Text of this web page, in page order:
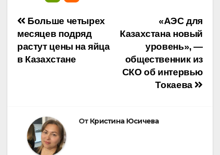
Навигация
по
записям
«АЭС для
Казахстана новый
уровень», —
общественник из
СКО об интервью
Токаева
Больше четырех
месяцев подряд
растут цены на яйца
в Казахстане
От Кристина Юсичева